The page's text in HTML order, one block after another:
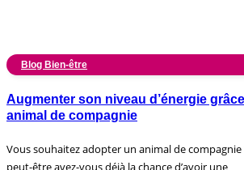
Blog Bien-être
Augmenter son niveau d’énergie
animal de compagnie
Vous souhaitez adopter un animal de compagnie
peut-être avez-vous déjà la chance d’avoir une